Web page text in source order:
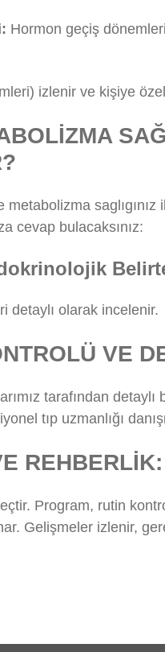
Hormon geçiş
izlenir ve kişiye
cevap bulacaksınız:
detaylı olarak incelenir.
VE
tarafından
tıp uzmanlığı
REHBERLİK:
Program, rutin
Gelişmeler izlenir,